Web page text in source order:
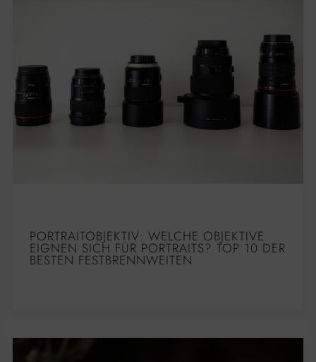
PORTRAITOBJEKTIV: WELCHE OBJEKTIVE
EIGNEN SICH FÜR PORTRAITS? TOP 10 DER
BESTEN FESTBRENNWEITEN